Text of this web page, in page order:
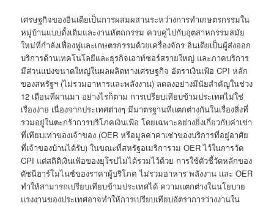
เศรษฐกิจของอินเดียเป็นการผสมผสานระหว่างการทำเกษตรกรรมใน
หมู่บ้านแบบดั้งเดิมและงานหัตถกรรม ควบคู่ไปกับอุตสาหกรรมสมัย
ใหม่ที่กำลังเฟื่องฟูและเกษตรกรรมด้วยเครื่องจักร อินเดียเป็นผู้ส่งออก
บริการด้านเทคโนโลยีและธุรกิจเอาท์ซอร์สรายใหญ่ และภาคบริการ
มีส่วนแบ่งขนาดใหญ่ในผลผลิตทางเศรษฐกิจ อัตราเงินเฟ้อ CPI หลัก
ของสหรัฐฯ (ไม่รวมอาหารและพลังงาน) ลดลงอย่างมีนัยสำคัญในช่วง
12 เดือนที่ผ่านมา อย่างไรก็ตาม การเปรียบเทียบข้ามประเทศไม่ใช่
เรื่องง่าย เนื่องจากประเทศต่างๆ มีมาตรฐานที่แตกต่างกันในเรื่องสิ่งที่
รวมอยู่ในตะกร้าการบริโภคเงินเฟ้อ โดยเฉพาะอย่างยิ่งเกี่ยวกับค่าเช่า
ที่เทียบเท่าของเจ้าของ (OER หรือมูลค่าค่าเช่าของบริการที่อยู่อาศัย
ที่เจ้าของบ้านได้รับ) ในขณะที่สหรัฐอเมริการวม OER ไว้ในการวัด
CPI แต่สถิติเงินเฟ้อของยุโรปไม่ได้รวมไว้ด้วย การใช้ตัวชี้วัดหลักของ
ดัชนีฮาร์โมไนซ์ของราคาผู้บริโภค ไม่รวมอาหาร พลังงาน และ OER
ทำให้สามารถเปรียบเทียบข้ามประเทศได้ ความแตกต่างในนโยบาย
แรงงานของประเทศอาจทำให้การเปรียบเทียบอัตราการว่างงานใน